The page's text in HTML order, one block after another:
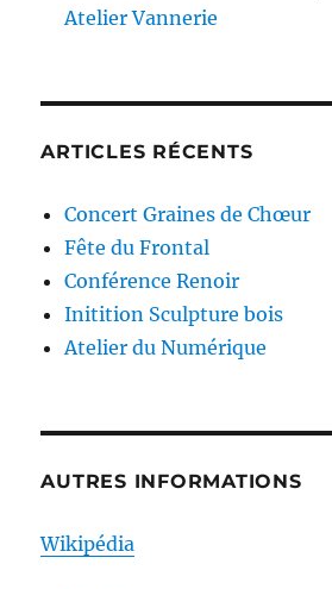
Atelier Vannerie
ARTICLES RÉCENTS
Concert Graines de Chœur
Fête du Frontal
Conférence Renoir
Initition Sculpture bois
Atelier du Numérique
AUTRES INFORMATIONS
Wikipédia